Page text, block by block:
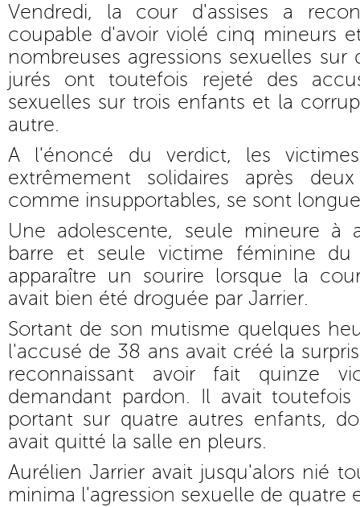
Vendredi, la cour d'assises a
coupable d'avoir violé cinq mineurs
nombreuses agressions sexuelles sur
jurés ont toutefois rejeté des
sexuelles sur trois enfants et la
autre.
A l'énoncé du verdict, les
extrêmement solidaires après
comme insupportables, se sont
Une adolescente, seule mineure à
barre et seule victime féminine du
apparaître un sourire lorsque la
avait bien été droguée par Jarrier.
Sortant de son mutisme quelques
l'accusé de 38 ans avait créé la
reconnaissant avoir fait quinze
demandant pardon. Il avait
portant sur quatre autres enfants,
avait quitté la salle en pleurs.
Aurélien Jarrier avait jusqu'alors nié
minima l'agression sexuelle de quatre